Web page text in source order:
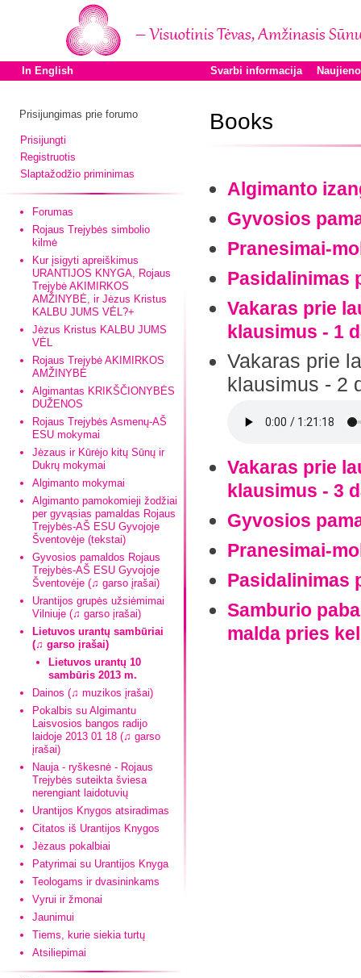
In English Svarbi informacija
Prisijungimas prie forumo
Prisijungti
Registruotis
Slaptažodžio priminimas
Forumas
Rojaus Trejybės simbolio
kilmė
Kur įsigyti apreiškimus
URANTIJOS KNYGA, Rojaus
Trejybė AKIMIRKOS
AMŽINYBĖ, ir Jėzus Kristus
KALBU JUMS VĖL?+
Jėzus Kristus KALBU JUMS
VĖL
Rojaus Trejybė AKIMIRKOS
AMŽINYBĖ
Algimantas KRIKŠČIONYBĖS
DUŽENOS
Rojaus Trejybės Asmenų-AŠ
ESU mokymai
Jėzaus ir Kūrėjo kitų Sūnų ir
Dukrų mokymai
Algimanto mokymai
Algimanto pamokomieji žodžiai
per gyvąsias pamaldas Rojaus
Trejybės-AŠ ESU Gyvojoje
Šventovėje (tekstai)
Gyvosios pamaldos Rojaus
Trejybės-AŠ ESU Gyvojoje
Šventovėje (♫ garso įrašai)
Urantijos grupės užsiėmimai
Vilniuje (♫ garso įrašai)
Lietuvos urantų sambūriai
(♫ garso įrašai)
Lietuvos urantų 10
sambūris 2013 m.
Dainos (♫ muzikos įrašai)
Pokalbis su Algimantu
Laisvosios bangos radijo
laidoje 2013 01 18 (♫ garso
įrašai)
Nauja - ryškesnė - Rojaus
Trejybės suteikta šviesa
nerengiant laidotuvių
Urantijos Knygos atsiradimas
Citatos iš Urantijos Knygos
Jėzaus pokalbiai
Patyrimai su Urantijos Knyga
Teologams ir dvasininkams
Vyrui ir žmonai
Jaunimui
Tiems, kurie siekia turtų
Atsiliepimai
Books
Algimanto
Gyvosios
Pranesimai-
Pasidalinimas
Vakaras prie
klausimus - 1
Vakaras prie
klausimus - 2
Vakaras prie
klausimus - 3
Gyvosios
Pranesimai-
Pasidalinimas
Samburio
malda pries